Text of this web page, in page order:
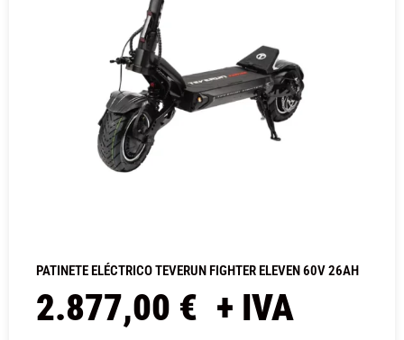
PATINETE ELÉCTRICO TEVERUN FIGHTER ELEVEN 60V 26AH
2.877,00 € + IVA